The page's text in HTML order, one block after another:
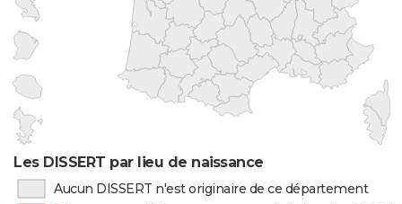
Les DISSERT par lieu de naissance
Aucun DISSERT n'est originaire de ce département